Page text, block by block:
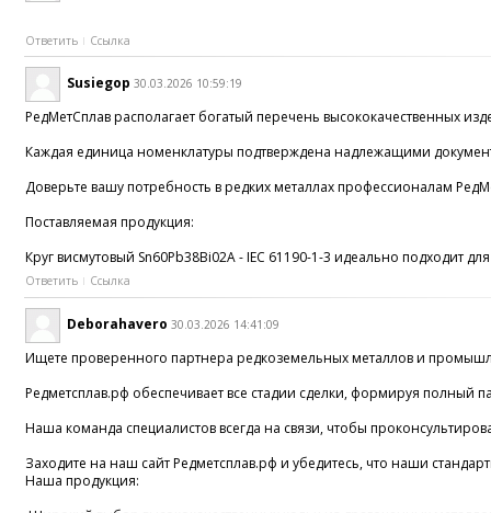
Ответить Ссылка
Susiegop 30.03.2026 10:59:19
РедМетСплав располагает богатый перечень высококачественных
Каждая единица номенклатуры подтверждена надлежащими
Доверьте вашу потребность в редких металлах профессионалам
Поставляемая продукция:
Круг висмутовый Sn60Pb38Bi02A - IEC 61190-1-3 идеально подходит
Ответить Ссылка
Deborahavero 30.03.2026 14:41:09
Ищете проверенного партнера редкоземельных металлов и
Редметсплав.рф обеспечивает все стадии сделки, формируя
Наша команда специалистов всегда на связи, чтобы
Заходите на наш сайт Редметсплав.рф и убедитесь, что наши
Наша продукция: